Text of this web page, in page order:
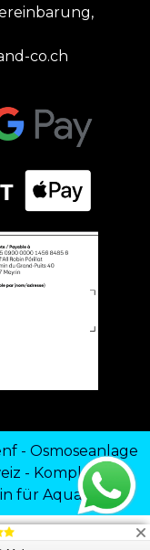
co.ch
- Osmoseanlage
- Komplettes
für Aquarien